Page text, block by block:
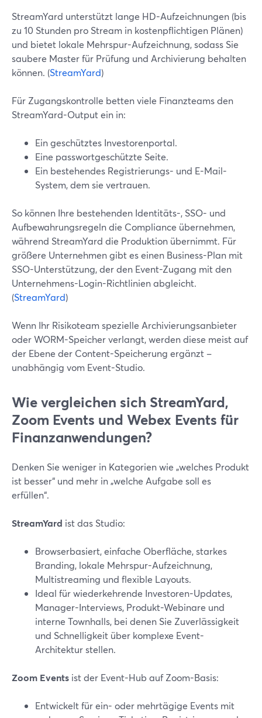
StreamYard unterstützt lange HD-Aufzeichnungen (bis
zu 10 Stunden pro Stream in kostenpflichtigen Plänen)
und bietet lokale Mehrspur-Aufzeichnung, sodass Sie
saubere Master für Prüfung und Archivierung behalten
können. (StreamYard)
Für Zugangskontrolle betten viele Finanzteams den
StreamYard-Output ein in:
Ein geschütztes Investorenportal.
Eine passwortgeschützte Seite.
Ein bestehendes Registrierungs- und E-Mail-
System, dem sie vertrauen.
So können Ihre bestehenden Identitäts-, SSO- und
Aufbewahrungsregeln die Compliance übernehmen,
während StreamYard die Produktion übernimmt. Für
größere Unternehmen gibt es einen Business-Plan mit
SSO-Unterstützung, der den Event-Zugang mit den
Unternehmens-Login-Richtlinien abgleicht.
(StreamYard)
Wenn Ihr Risikoteam spezielle Archivierungsanbieter
oder WORM-Speicher verlangt, werden diese meist auf
der Ebene der Content-Speicherung ergänzt –
unabhängig vom Event-Studio.
Wie vergleichen sich StreamYard,
Zoom Events und Webex Events für
Finanzanwendungen?
Denken Sie weniger in Kategorien wie „welches Produkt
ist besser“ und mehr in „welche Aufgabe soll es
erfüllen“.
StreamYard ist das Studio:
Browserbasiert, einfache Oberfläche, starkes
Branding, lokale Mehrspur-Aufzeichnung,
Multistreaming und flexible Layouts.
Ideal für wiederkehrende Investoren-Updates,
Manager-Interviews, Produkt-Webinare und
interne Townhalls, bei denen Sie Zuverlässigkeit
und Schnelligkeit über komplexe Event-
Architektur stellen.
Zoom Events ist der Event-Hub auf Zoom-Basis:
Entwickelt für ein- oder mehrtägige Events mit